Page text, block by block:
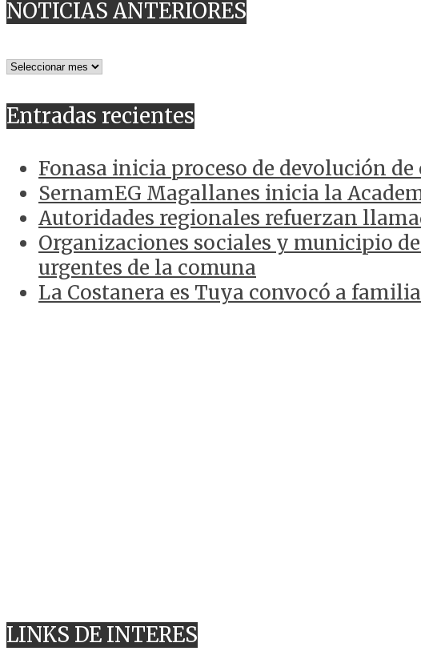
NOTICIAS ANTERIORES
NOTICIAS
Entradas recientes
Fonasa inicia proceso de devolución
SernamEG Magallanes inicia la
Autoridades regionales refuerzan
Organizaciones sociales y municipio
urgentes de la comuna
La Costanera es Tuya convocó a
LINKS DE INTERES